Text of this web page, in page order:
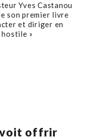
Yves Castanou
son premier livre
et diriger en
»
voit offrir